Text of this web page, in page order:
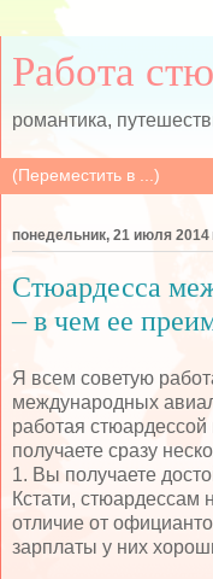
Работа
романтика,
понедельник, 21 июля 2014
Стюардесса
– в чем ее
Я всем советую
международных
работая
получаете сразу
1. Вы получаете
Кстати, стюардессам
отличие от
зарплаты у них